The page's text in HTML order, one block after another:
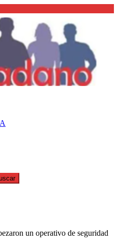
un operativo de seguridad